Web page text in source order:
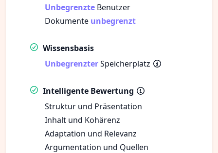
Unbegrenzte Benutzer
Dokumente unbegrenzt
Wissensbasis
UnbegrenzterSpeicherplatz
Intelligente Bewertung
Struktur und Präsentation
Inhalt und Kohärenz
Adaptation und Relevanz
Argumentation und Quellen